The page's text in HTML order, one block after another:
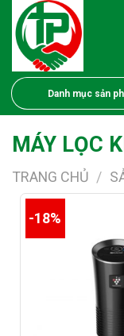
Chuyển
đến
dung
Danh mục sản
MÁY LỌC
TRANG CHỦ /
-18%